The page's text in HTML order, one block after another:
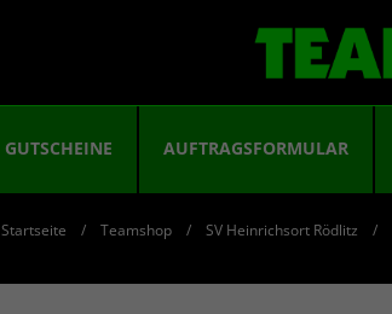
GUTSCHEINE AUFTRAGSFORMULAR
Startseite Teamshop SV Heinrichsort Rödlitz